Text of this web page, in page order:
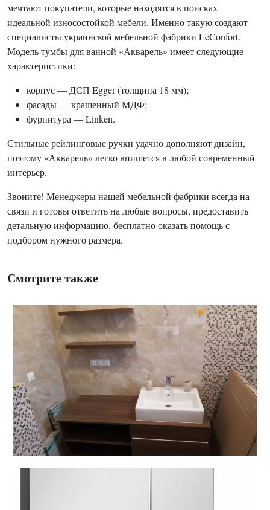
мечтают покупатели, которые находятся в поисках
идеальной износостойкой мебели. Именно такую создают
специалисты украинской мебельной фабрики LeConfort.
Модель тумбы для ванной «Акварель» имеет следующие
характеристики:
корпус — ДСП Egger (толщина 18 мм);
фасады — крашенный МДФ;
фурнитура — Linken.
Стильные рейлинговые ручки удачно дополняют дизайн,
поэтому «Акварель» легко впишется в любой современный
интерьер.
Звоните! Менеджеры нашей мебельной фабрики всегда на
связи и готовы ответить на любые вопросы, предоставить
детальную информацию, бесплатно оказать помощь с
подбором нужного размера.
Смотрите также